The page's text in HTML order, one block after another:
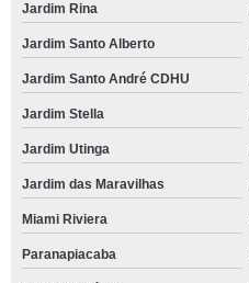
Jardim Rina
Jardim Santo Alberto
Jardim Santo André CDHU
Jardim Stella
Jardim Utinga
Jardim das Maravilhas
Miami Riviera
Paranapiacaba